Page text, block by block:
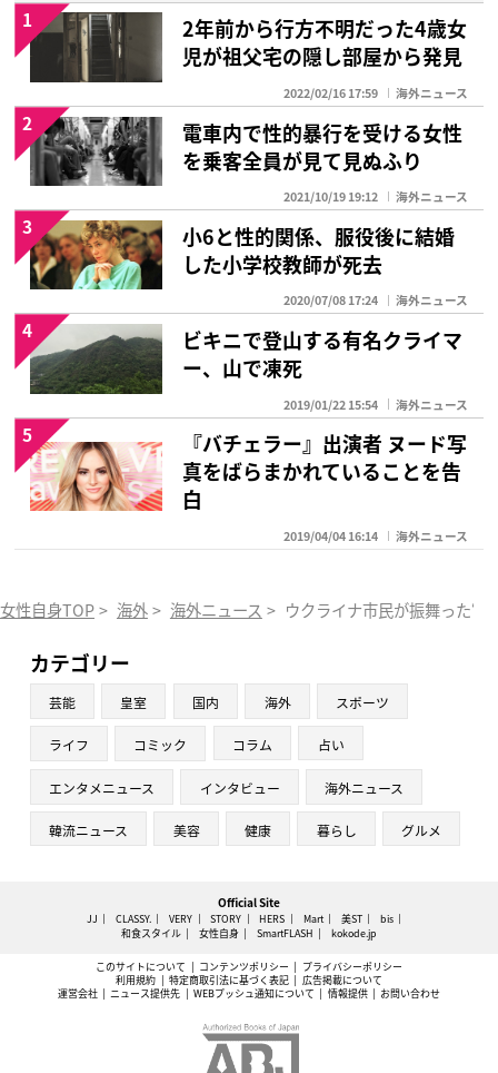
2年前から行方不明だった4歳女
児が祖父宅の隠し部屋から発見
2022/02/16 17:59 海外ニュース
1
電車内で性的暴行を受ける女性
を乗客全員が見て見ぬふり
2021/10/19 19:12 海外ニュース
2
小6と性的関係、服役後に結婚
した小学校教師が死去
2020/07/08 17:24 海外ニュース
3
ビキニで登山する有名クライマ
ー、山で凍死
2019/01/22 15:54 海外ニュース
4
『バチェラー』出演者 ヌード写
真をばらまかれていることを告
白
2019/04/04 16:14 海外ニュース
5
女性自身TOP > 海外 > 海外ニュース > ウクライナ市民が振舞った“
カテゴリー
芸能 皇室 国内 海外 スポーツ
ライフ コミック コラム 占い
エンタメニュース インタビュー 海外ニュース
韓流ニュース 美容 健康 暮らし グルメ
Official Site
JJ CLASSY. VERY STORY HERS Mart 美ST
bis
和食スタイル
女性自身 SmartFLASH kokode.jp
このサイトについて コンテンツポリシー
プライバシーポリシー
利用規約
特定商取引法に基づく表記
広告掲載について
運営会社
ニュース提供先 WEBプッシュ通知について 情報提供 お問い合わせ